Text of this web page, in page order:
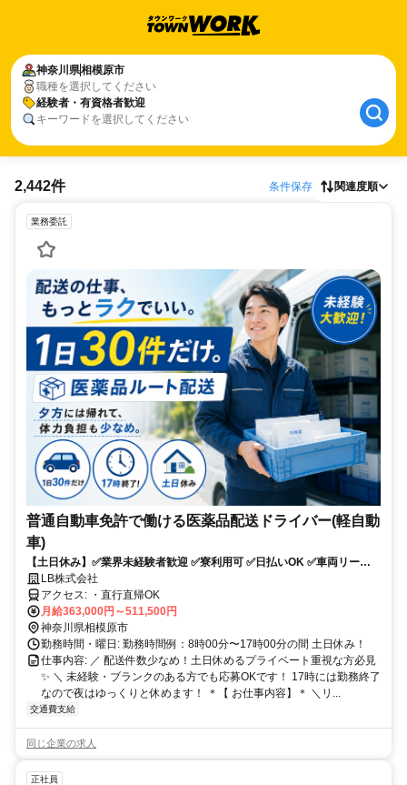
神奈川県相模原市
職種を選択してください
経験者・有資格者歓迎
キーワードを選択してください
2,442件 条件保存 関連度順
業務委託
普通自動車免許で働ける医薬品配送ドライバー(軽自動
車)
【土日休み】✅業界未経験者歓迎 ✅寮利用可 ✅日払いOK ✅車両リース
可！✅配送件数少なめ
LB株式会社
アクセス: ・直行直帰OK
月給363,000円～511,500円
神奈川県相模原市
勤務時間・曜日: 勤務時間例：8時00分〜17時00分の間 土日休み！
仕事内容: ／ 配送件数少なめ！土日休めるプライベート重視な方必見
✨ ＼ 未経験・ブランクのある方でも応募OKです！ 17時には勤務終了
なので夜はゆっくりと休めます！ ＊【 お仕事内容】＊ ＼リ...
交通費支給
同じ企業の求人
正社員